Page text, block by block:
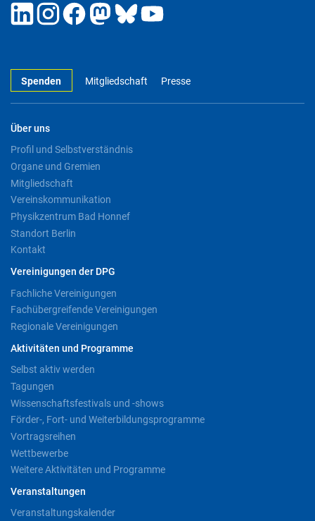
Spenden Mitgliedschaft Presse
Über uns
Profil und Selbstverständnis
Organe und Gremien
Mitgliedschaft
Vereinskommunikation
Physikzentrum Bad Honnef
Standort Berlin
Kontakt
Vereinigungen der DPG
Fachliche Vereinigungen
Fachübergreifende Vereinigungen
Regionale Vereinigungen
Aktivitäten und Programme
Selbst aktiv werden
Tagungen
Wissenschaftsfestivals und -shows
Förder-, Fort- und Weiterbildungsprogramme
Vortragsreihen
Wettbewerbe
Weitere Aktivitäten und Programme
Veranstaltungen
Veranstaltungskalender